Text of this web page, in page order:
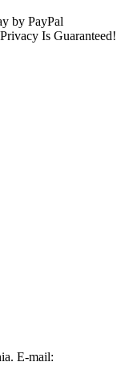
by PayPal
Is Guaranteed!
E-mail: